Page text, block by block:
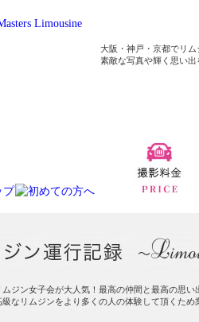
大阪・神戸・京都でリ
素敵な写真や輝く思い出
ムジン女子会が大人気！最高の仲間と最高の思
級なリムジンをより多くの人の体験して頂くた